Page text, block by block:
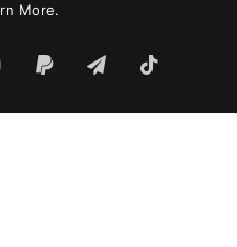
More.
Instagram
Paypal Telegram